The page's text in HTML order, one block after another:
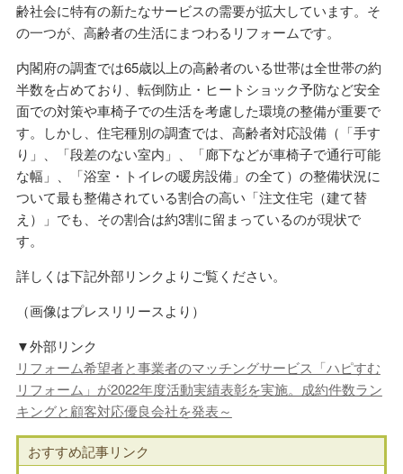
齢社会に特有の新たなサービスの需要が拡大しています。そ
の一つが、高齢者の生活にまつわるリフォームです。
内閣府の調査では65歳以上の高齢者のいる世帯は全世帯の約
半数を占めており、転倒防止・ヒートショック予防など安全
面での対策や車椅子での生活を考慮した環境の整備が重要で
す。しかし、住宅種別の調査では、高齢者対応設備（「手す
り」、「段差のない室内」、「廊下などが車椅子で通行可能
な幅」、「浴室・トイレの暖房設備」の全て）の整備状況に
ついて最も整備されている割合の高い「注文住宅（建て替
え）」でも、その割合は約3割に留まっているのが現状で
す。
詳しくは下記外部リンクよりご覧ください。
（画像はプレスリリースより）
▼外部リンク
リフォーム希望者と事業者のマッチングサービス「ハピすむ
リフォーム」が2022年度活動実績表彰を実施。成約件数ラン
キングと顧客対応優良会社を発表～
おすすめ記事リンク